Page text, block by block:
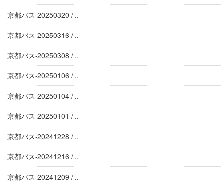
京都バス-20250320 /...
京都バス-20250316 /...
京都バス-20250308 /...
京都バス-20250106 /...
京都バス-20250104 /...
京都バス-20250101 /...
京都バス-20241228 /...
京都バス-20241216 /...
京都バス-20241209 /...